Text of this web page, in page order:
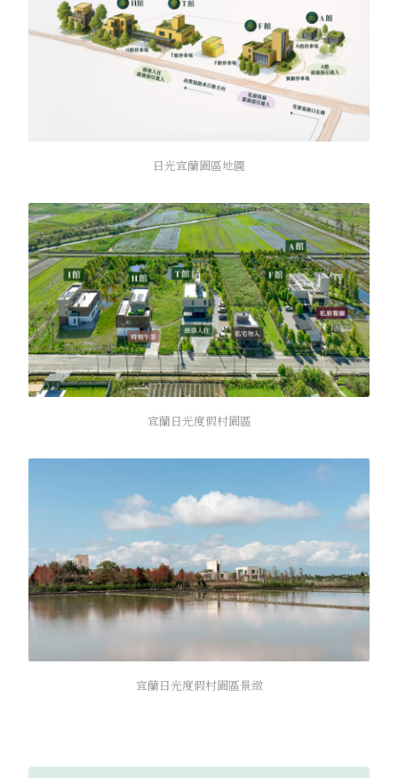
日光宜蘭園區地圖
宜蘭日光度假村園區
宜蘭日光度假村園區景緻